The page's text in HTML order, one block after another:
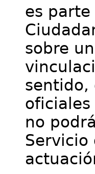
es
sobre
sentido,
no
Servicio